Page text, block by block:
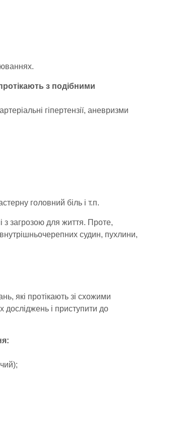
з подібними
гіпертензії, аневризми
головний біль і т.п.
з загрозою для життя. Проте,
судин, пухлини,
які протікають зі схожими
досліджень і приступити до